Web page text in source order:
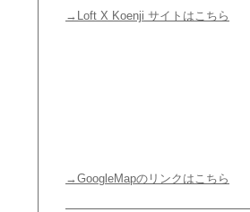
→Loft X Koenji サイトはこちら
→GoogleMapのリンクはこちら